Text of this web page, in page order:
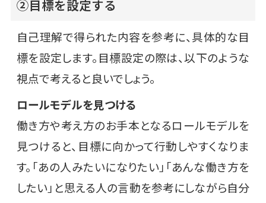
②目標を設定する
自己理解で得られた内容を参考に、具体的な目
標を設定します。目標設定の際は、以下のような
視点で考えると良いでしょう。
ロールモデルを見つける
働き方や考え方のお手本となるロールモデルを
見つけると、目標に向かって行動しやすくなりま
す。「あの人みたいになりたい」「あんな働き方を
したい」と思える人の言動を参考にしながら自分